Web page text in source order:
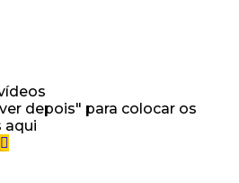
depois" para colocar os
aqui